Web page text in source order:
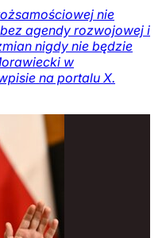
nie
agendy rozwojowej i
nigdy nie będzie
w
na portalu X.